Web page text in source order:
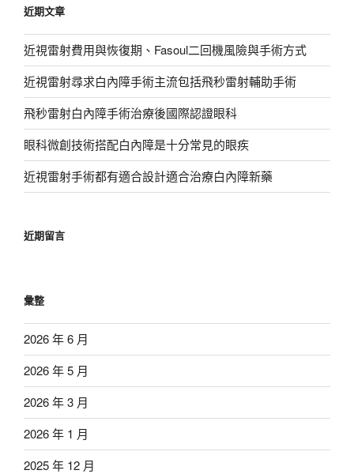
字:
近期文章
近視雷射費用與恢復期、Fasoul二回機風險與手術方式
近視雷射尋求白內障手術主流包括飛秒雷射輔助手術
飛秒雷射白內障手術治療後國際認證眼科
眼科微創技術搭配白內障是十分常見的眼疾
近視雷射手術都有適合設計適合治療白內障新藥
近期留言
彙整
2026 年 6 月
2026 年 5 月
2026 年 3 月
2026 年 1 月
2025 年 12 月